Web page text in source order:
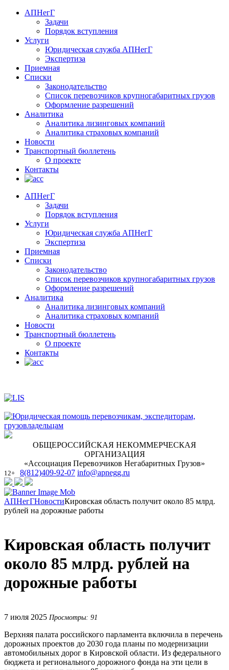
АПНегГ
Задачи
Порядок вступления
Услуги
Юридическая служба АПНегГ
Экспертиза
Приемная
Списки
Законодательство
Список перевозчиков крупногабаритных грузов
Оформление разрешений
Аналитика
Аналитика лизинговых компаний
Aналитика страховых компаний
Новости
Транспортный бюллетень
О проекте
Контакты
АПНегГ
Задачи
Порядок вступления
Услуги
Юридическая служба АПНегГ
Экспертиза
Приемная
Списки
Законодательство
Список перевозчиков крупногабаритных грузов
Оформление разрешений
Аналитика
Аналитика лизинговых компаний
Aналитика страховых компаний
Новости
Транспортный бюллетень
О проекте
Контакты
ОБЩЕРОССИЙСКАЯ НЕКОММЕРЧЕСКАЯ
ОРГАНИЗАЦИЯ
«Ассоциация Перевозчиков Негабаритных Грузов»
12+ 8(812)409-92-07 info@apnegg.ru
АПНегГНовостиКировская область получит около 85 млрд.
рублей на дорожные работы
Кировская область получит
около 85 млрд. рублей на
дорожные работы
7 июля 2025 Просмотры: 91
Верхняя палата российского парламента включила в перечень
дорожных проектов до 2030 года планы по модернизации
автомобильных дорог в Кировской области. Из федерального
бюджета и регионального дорожного фонда на эти цели в